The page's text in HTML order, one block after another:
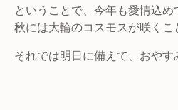
ということで、今年も愛情込め
秋には大輪のコスモスが咲くこ
それでは明日に備えて、おやす